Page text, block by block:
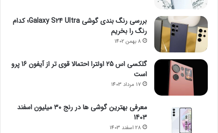
بررسی رنگ بندی گوشی Galaxy S24 Ultra؛ کدام
رنگ را بخریم
8 بهمن 1402
گلکسی اس 25 اولترا احتمالا قوی تر از آیفون 16 پرو
است
17 مرداد 1403
معرفی بهترین گوشی ها در رنج ۳۰ میلیون اسفند
1403
28 اسفند 1403